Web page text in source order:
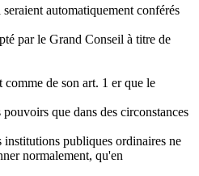
automatiquement conférés
par le Grand Conseil à titre de
comme de son art. 1 er que le
que dans des circonstances
publiques ordinaires ne
normalement, qu'en